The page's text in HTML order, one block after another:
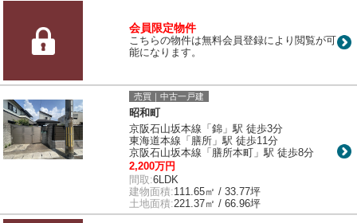
会員限定物件
こちらの物件は無料会員登録により閲覧が可
能になります。
売買｜中古一戸建
昭和町
京阪石山坂本線「錦」駅 徒歩3分
東海道本線「膳所」駅 徒歩11分
京阪石山坂本線「膳所本町」駅 徒歩8分
2,200万円
間取:6LDK
建物面積:111.65㎡ / 33.77坪
土地面積:221.37㎡ / 66.96坪